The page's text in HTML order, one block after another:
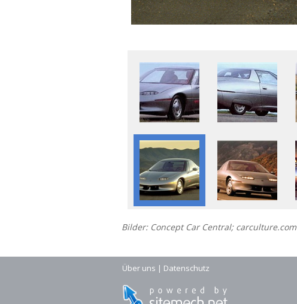
Bilder: Concept Car Central; carculture.com
Über uns | Datenschutz